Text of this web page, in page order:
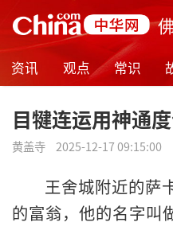
资讯 观点 常识
目犍连运用神通
黄盖寺 2025-12-17 09:15:00
王舍城附近的萨
的富翁，他的名字叫